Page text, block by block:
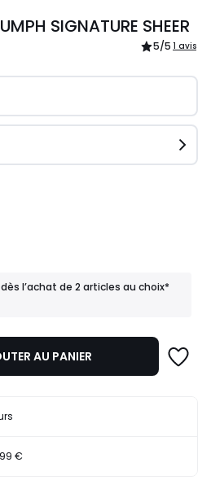
SIGNATURE SHEER
5/5 1 avis
l’achat de 2 articles au choix*
AU PANIER
€